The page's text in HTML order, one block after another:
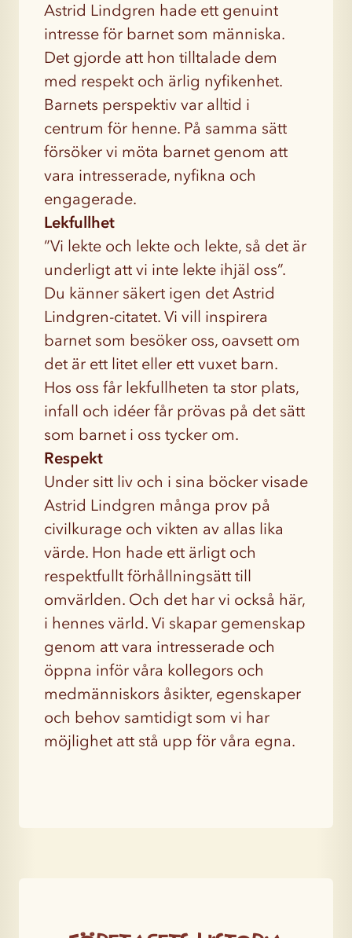
Astrid Lindgren hade ett genuint
intresse för barnet som människa.
Det gjorde att hon tilltalade dem
med respekt och ärlig nyfikenhet.
Barnets perspektiv var alltid i
centrum för henne. På samma sätt
försöker vi möta barnet genom att
vara intresserade, nyfikna och
engagerade.
Lekfullhet
”Vi lekte och lekte och lekte, så det är
underligt att vi inte lekte ihjäl oss”.
Du känner säkert igen det Astrid
Lindgren-citatet. Vi vill inspirera
barnet som besöker oss, oavsett om
det är ett litet eller ett vuxet barn.
Hos oss får lekfullheten ta stor plats,
infall och idéer får prövas på det sätt
som barnet i oss tycker om.
Respekt
Under sitt liv och i sina böcker visade
Astrid Lindgren många prov på
civilkurage och vikten av allas lika
värde. Hon hade ett ärligt och
respektfullt förhållningsätt till
omvärlden. Och det har vi också här,
i hennes värld. Vi skapar gemenskap
genom att vara intresserade och
öppna inför våra kollegors och
medmänniskors åsikter, egenskaper
och behov samtidigt som vi har
möjlighet att stå upp för våra egna.